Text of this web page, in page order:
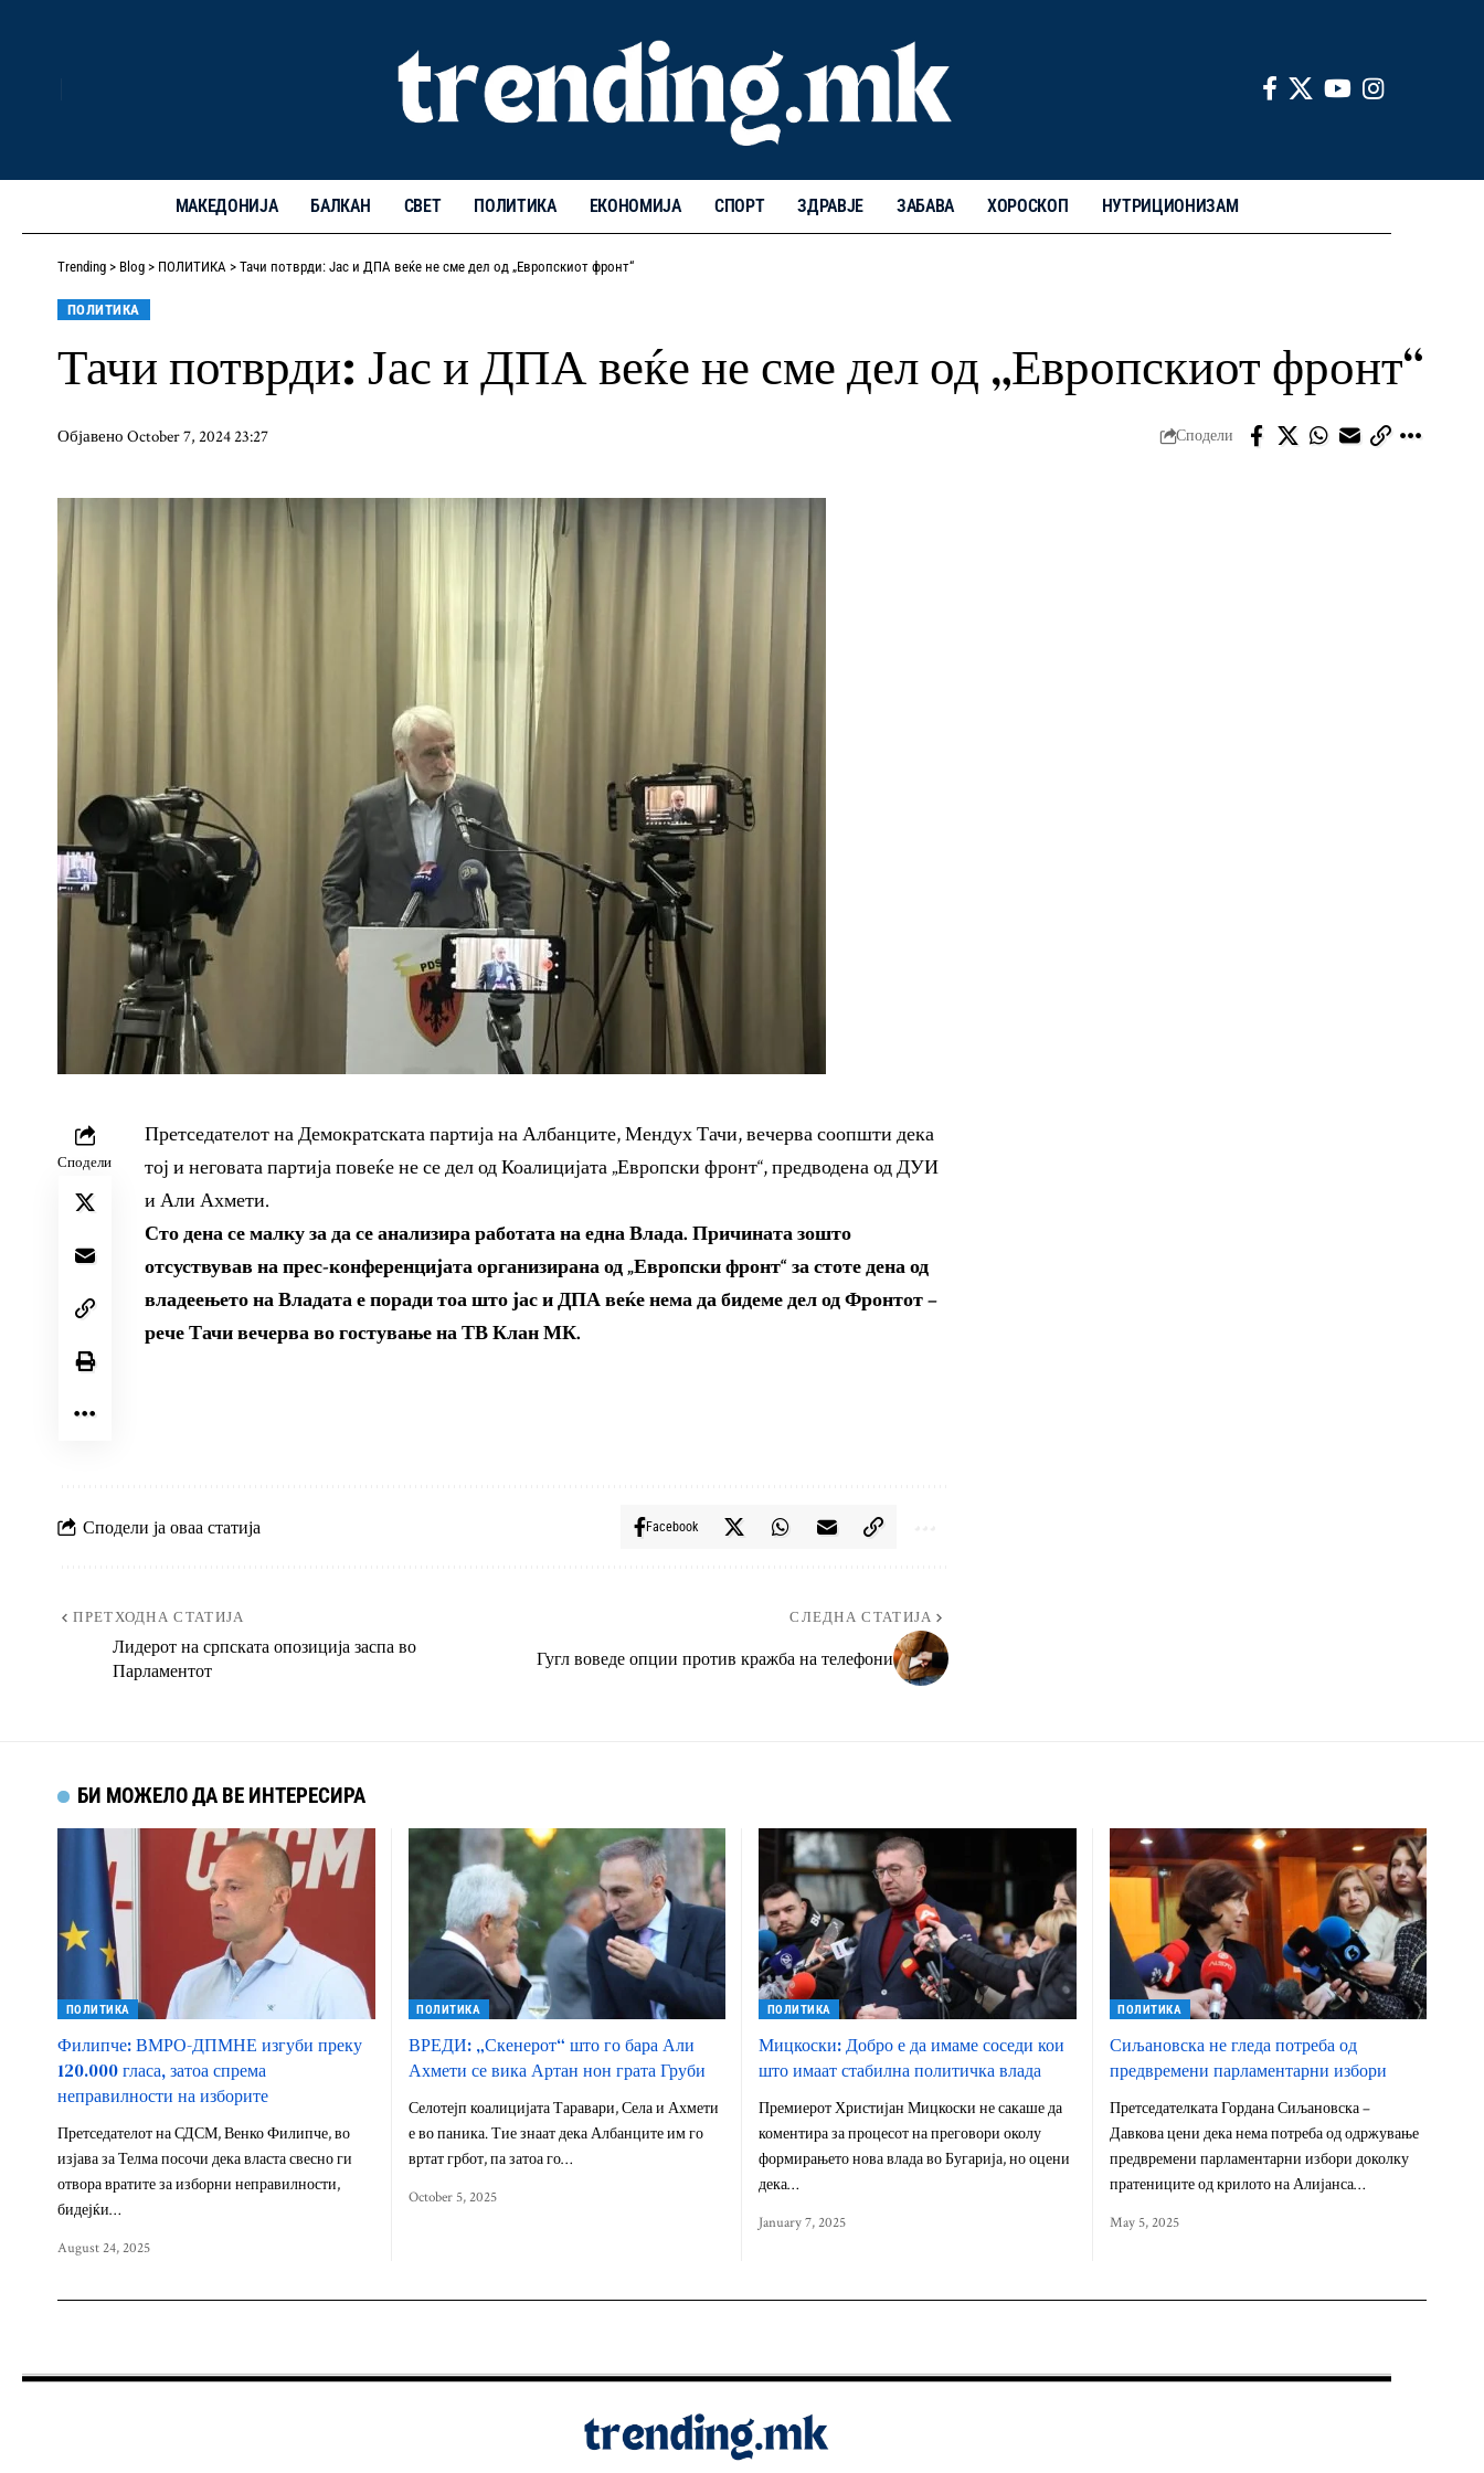
МАКЕДОНИЈА БАЛКАН СВЕТ ПОЛИТИКА ЕКОНОМИЈА СПОРТ ЗДРАВЈЕ ЗАБАВА ХОРОСКОП НУТРИЦИОНИЗАМ
Trending > Blog > ПОЛИТИКА > Тачи потврди: Јас и ДПА веќе не сме дел од „Европскиот фронт“
ПОЛИТИКА
Тачи потврди: Јас и ДПА веќе не сме дел од „Европскиот фронт“
Објавено October 7, 2024 23:27 Сподели
Сподели
Претседателот на Демократската партија на Албанците, Мендух Тачи, вечерва соопшти дека
тој и неговата партија повеќе не се дел од Коалицијата „Европски фронт“, предводена од ДУИ
и Али Ахмети.
Сто дена се малку за да се анализира работата на една Влада. Причината зошто
отсуствував на прес-конференцијата организирана од „Европски фронт“ за стоте дена од
владеењето на Владата е поради тоа што јас и ДПА веќе нема да бидеме дел од Фронтот –
рече Тачи вечерва во гостување на ТВ Клан МК.
Сподели ја оваа статија Facebook
ПРЕТХОДНА СТАТИЈА
Лидерот на српската опозиција заспа во
Парламентот
СЛЕДНА СТАТИЈА
Гугл воведе опции против кражба на телефони
БИ МОЖЕЛО ДА ВЕ ИНТЕРЕСИРА
ПОЛИТИКА
Филипче: ВМРО-ДПМНЕ изгуби преку
120.000 гласа, затоа спрема
неправилности на изборите
Претседателот на СДСМ, Венко Филипче, во
изјава за Телма посочи дека власта свесно ги
отвора вратите за изборни неправилности,
бидејќи…
August 24, 2025
ПОЛИТИКА
ВРЕДИ: „Скенерот“ што го бара Али
Ахмети се вика Артан нон грата Груби
Селотејп коалицијата Таравари, Села и Ахмети
е во паника. Тие знаат дека Албанците им го
вртат грбот, па затоа го…
October 5, 2025
ПОЛИТИКА
Мицкоски: Добро е да имаме соседи кои
што имаат стабилна политичка влада
Премиерот Христијан Мицкоски не сакаше да
коментира за процесот на преговори околу
формирањето нова влада во Бугарија, но оцени
дека…
January 7, 2025
ПОЛИТИКА
Сиљановска не гледа потреба од
предвремени парламентарни избори
Претседателката Гордана Сиљановска –
Давкова цени дека нема потреба од одржување
предвремени парламентарни избори доколку
пратениците од крилото на Алијанса…
May 5, 2025